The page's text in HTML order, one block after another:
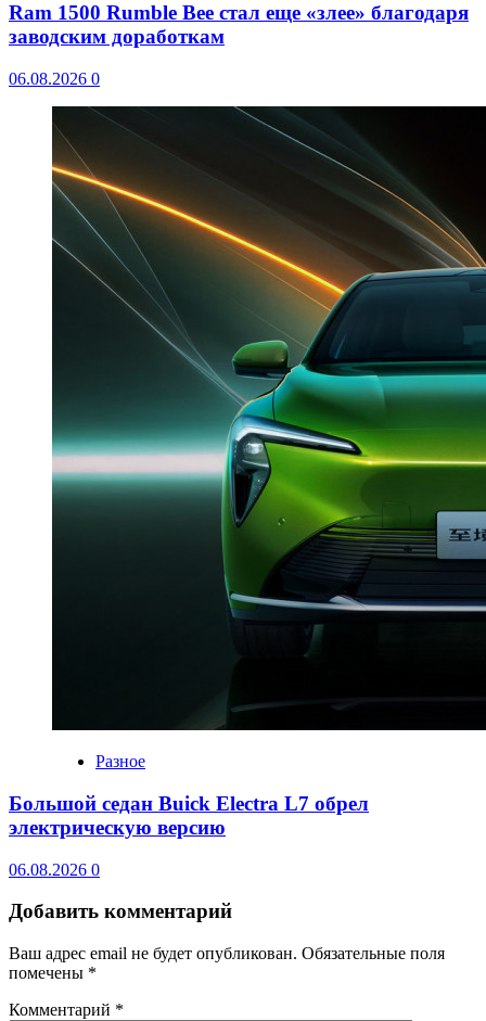
Ram 1500 Rumble Bee стал еще «злее» благодаря
заводским доработкам
06.08.2026 0
Разное
Большой седан Buick Electra L7 обрел
электрическую версию
06.08.2026 0
Добавить комментарий
Ваш адрес email не будет опубликован. Обязательные поля
помечены *
Комментарий *